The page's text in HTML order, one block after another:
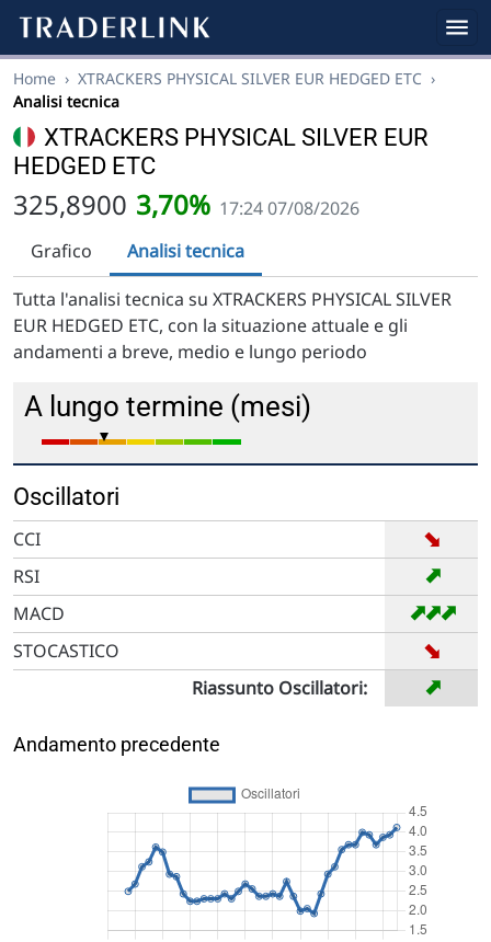
Home › XTRACKERS PHYSICAL SILVER EUR HEDGED ETC ›
Analisi tecnica
XTRACKERS PHYSICAL SILVER EUR
HEDGED ETC
325,8900 3,70% 17:24 07/08/2026
Grafico
Analisi tecnica
Tutta l'analisi tecnica su XTRACKERS PHYSICAL SILVER
EUR HEDGED ETC, con la situazione attuale e gli
andamenti a breve, medio e lungo periodo
A lungo termine (mesi)
Oscillatori
CCI ➡
RSI ➡
MACD ➡
➡
➡
STOCASTICO ➡
Riassunto Oscillatori: ➡
Andamento precedente